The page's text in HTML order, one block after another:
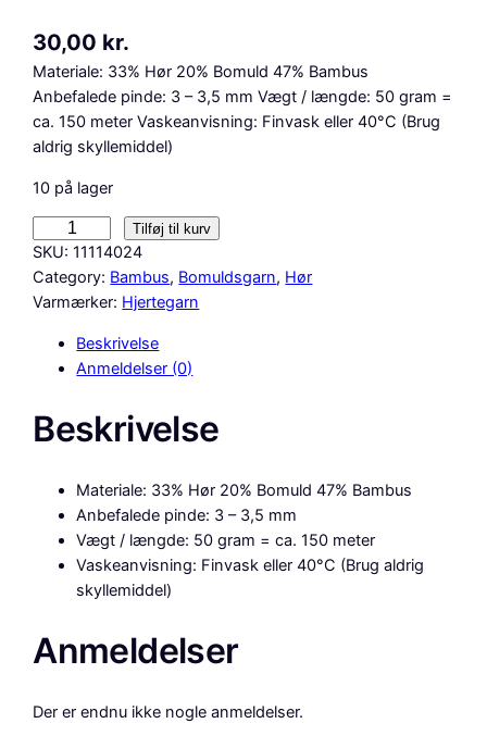
30,00 kr.
Materiale: 33% Hør 20% Bomuld 47% Bambus
Anbefalede pinde: 3 – 3,5 mm Vægt / længde: 50 gram =
ca. 150 meter Vaskeanvisning: Finvask eller 40°C (Brug
aldrig skyllemiddel)
10 på lager
j
e
r
H
r
Tilføj til kurv
SKU: 11114024
Category: Bambus, Bomuldsgarn, Hør
Varmærker: Hjertegarn
Beskrivelse
Anmeldelser (0)
Beskrivelse
Materiale: 33% Hør 20% Bomuld 47% Bambus
Anbefalede pinde: 3 – 3,5 mm
Vægt / længde: 50 gram = ca. 150 meter
Vaskeanvisning: Finvask eller 40°C (Brug aldrig
skyllemiddel)
Anmeldelser
Der er endnu ikke nogle anmeldelser.